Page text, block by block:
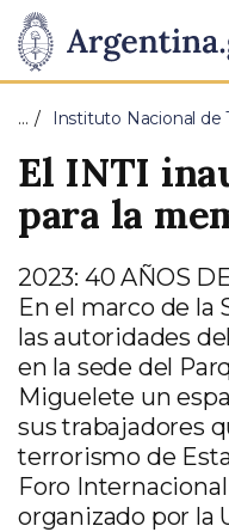
Presidencia
de
la
Nación
Pasar al contenido
… Instituto Nacional de
El INTI
para la
2023: 40 AÑOS
En el marco de la
las autoridades
en la sede del
Miguelete un
sus trabajadores
terrorismo de
Foro
organizado por la